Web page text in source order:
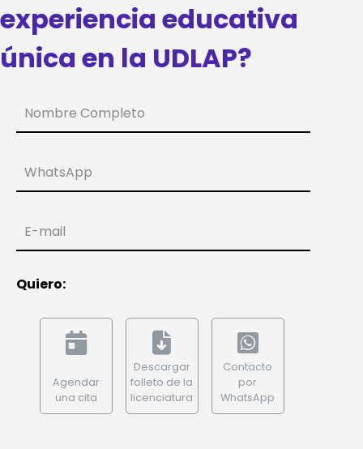
experiencia educativa
única en la UDLAP?
Nombre Completo
WhatsApp
E-mail
Quiero:
Agendar
una cita
Descargar
folleto de la
licenciatura
Contacto
por
WhatsApp